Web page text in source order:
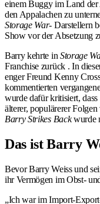
einem Buggy im Land
den Appalachen zu
Storage War- Darstellern
Show vor der Absetzung
Barry kehrte in Storage
Franchise zurück . In
enger Freund Kenny
kommentierten
wurde dafür kritisiert,
älterer, populärerer Folgen
Barry Strikes Backwurde
Das ist Barry
Bevor Barry Weiss und
ihr Vermögen im Obst-
„Ich war im Import-